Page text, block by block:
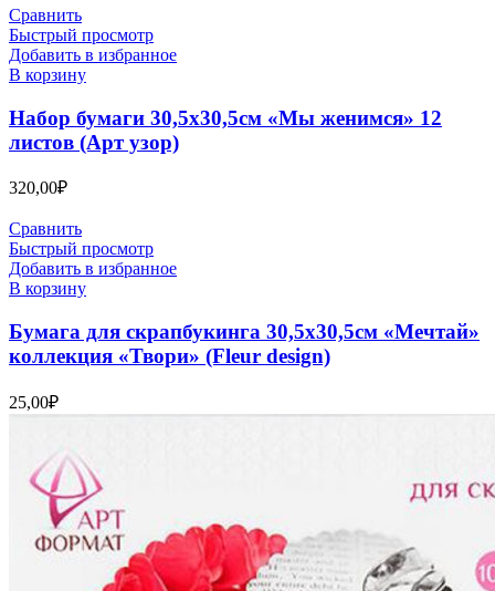
Сравнить
Быстрый просмотр
Добавить в избранное
В корзину
Набор бумаги 30,5х30,5см «Мы женимся» 12
листов (Арт узор)
320,00₽
Сравнить
Быстрый просмотр
Добавить в избранное
В корзину
Бумага для скрапбукинга 30,5х30,5см «Мечтай»
коллекция «Твори» (Fleur design)
25,00₽